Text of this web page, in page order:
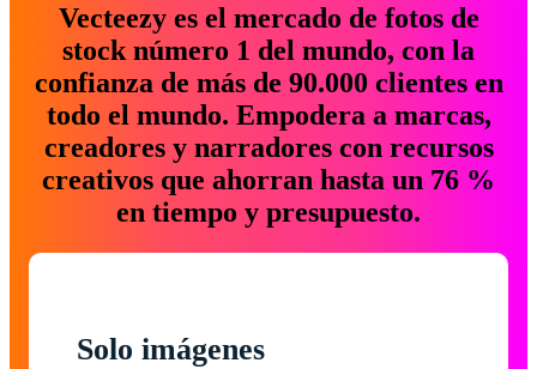
Vecteezy es el mercado de fotos de
stock número 1 del mundo, con la
confianza de más de 90.000 clientes en
todo el mundo. Empodera a marcas,
creadores y narradores con recursos
creativos que ahorran hasta un 76 %
en tiempo y presupuesto.
Solo imágenes